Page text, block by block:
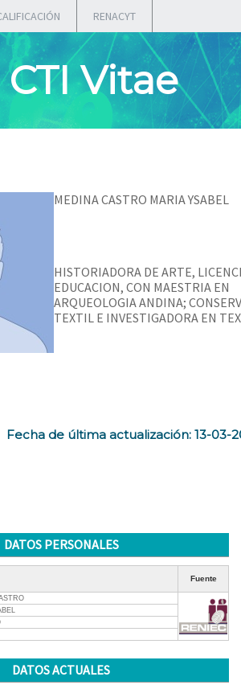
RENACYT
Vitae
MEDINA CASTRO MARIA YSABEL
HISTORIADORA DE ARTE,
EDUCACION, CON MAESTRIA EN
ARQUEOLOGIA ANDINA;
TEXTIL E INVESTIGADORA EN
Fecha de última actualización: 13-03-
DATOS PERSONALES
Fuente
DATOS ACTUALES